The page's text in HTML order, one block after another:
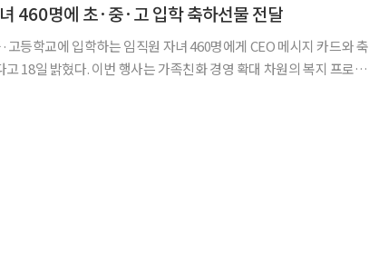
460명에 초·중·고 입학 축하선물 전달
고등학교에 입학하는 임직원 자녀 460명에게 CEO 메시지 카드와 축
친화 경영 확대 차원의 복지 프로그